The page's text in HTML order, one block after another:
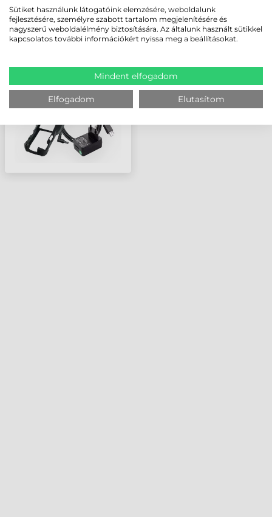
HONEYWELL
TÖLTŐ/DOKKOLÓ
ESZKÖZHÖZ, USB, GUMI
VÉDŐTOKKAL
HASZNÁLHATÓ
Sütiket használunk látogatóink elemzésére, weboldalunk
fejlesztésére, személyre szabott tartalom megjelenítésére és
nagyszerű weboldalélmény biztosítására. Az általunk használt sütikkel
kapcsolatos további információkért nyissa meg a beállításokat.
Mindent elfogadom
Elfogadom Elutasítom